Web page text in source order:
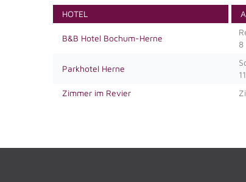
HOTEL
B&B Hotel Bochum-Herne
8
Parkhotel Herne
Zimmer im Revier